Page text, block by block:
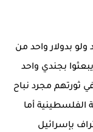
بدولار واحد من
بجندي واحد
ثورتهم مجرد نباح
الفلسطينية أما
بإسرائيل